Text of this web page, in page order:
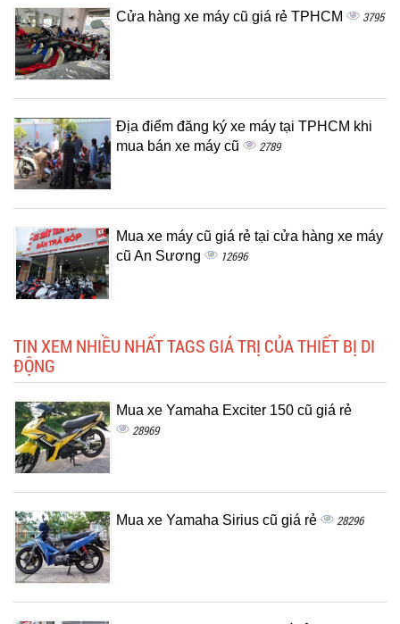
Cửa hàng xe máy cũ giá rẻ TPHCM 3795
Địa điểm đăng ký xe máy tại TPHCM khi
mua bán xe máy cũ
2789
Mua xe máy cũ giá rẻ tại cửa hàng xe máy
cũ An Sương
12696
TIN XEM NHIỀU NHẤT TAGS GIÁ TRỊ CỦA THIẾT BỊ DI
ĐỘNG
Mua xe Yamaha Exciter 150 cũ giá rẻ
28969
Mua xe Yamaha Sirius cũ giá rẻ 28296